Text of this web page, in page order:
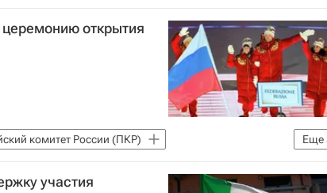
открытия
Еще
комитет России (ПКР)
Вокруг спорта
участия